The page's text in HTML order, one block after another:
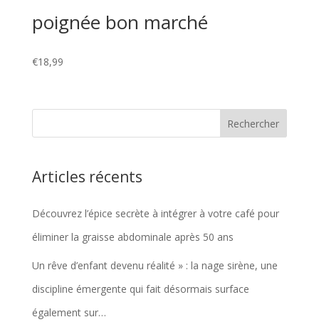
poignée bon marché
€18,99
Articles récents
Découvrez l’épice secrète à intégrer à votre café pour
éliminer la graisse abdominale après 50 ans
Un rêve d’enfant devenu réalité » : la nage sirène, une
discipline émergente qui fait désormais surface
également sur…